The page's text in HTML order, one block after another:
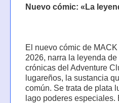
Nuevo cómic: «La
El nuevo cómic de
2026, narra la leyenda
crónicas del Adventure
lugareños, la sustancia
común. Se trata de plata
lago poderes